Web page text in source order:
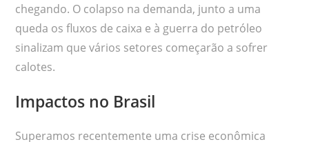
chegando. O colapso na demanda, junto a uma
queda os fluxos de caixa e à guerra do petróleo
sinalizam que vários setores começarão a sofrer
calotes.
Impactos no Brasil
Superamos recentemente uma crise econômica